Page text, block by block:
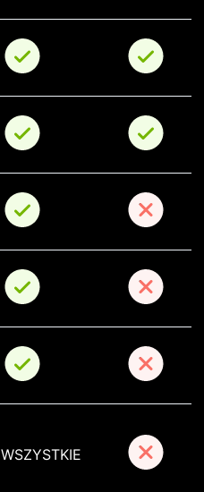
WSZYSTKIE